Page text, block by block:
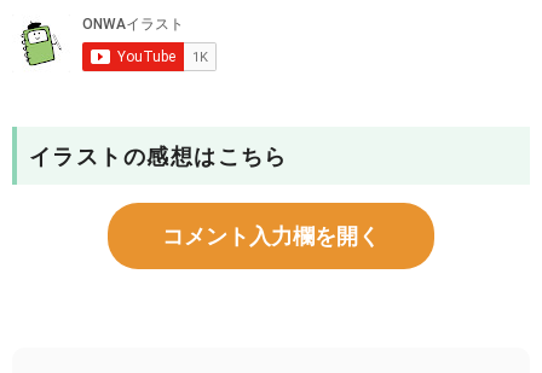
イラストの感想はこちら
コメント入力欄を開く